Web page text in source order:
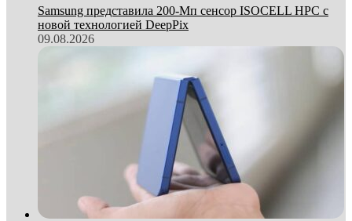
Samsung представила 200-Мп сенсор ISOCELL HPC с
новой технологией DeepPix
09.08.2026